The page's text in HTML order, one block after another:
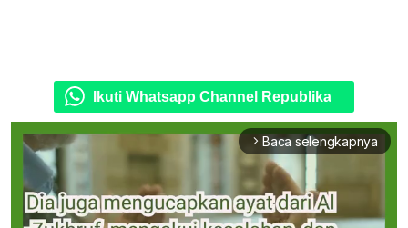
Ikuti Whatsapp Channel Republika
arrow_forward_ios Baca selengkapnya